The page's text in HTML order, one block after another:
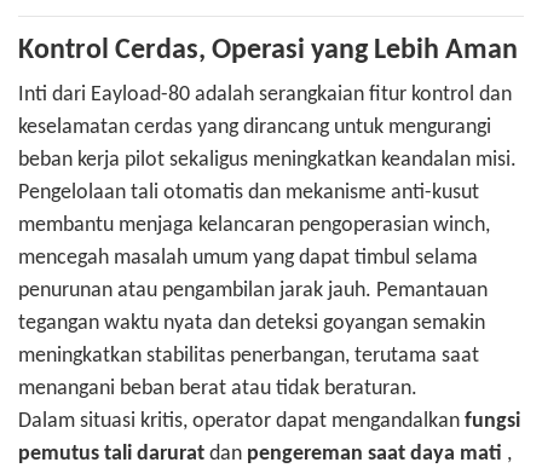
Kontrol Cerdas, Operasi yang Lebih Aman
Inti dari Eayload-80 adalah serangkaian fitur kontrol dan
keselamatan cerdas yang dirancang untuk mengurangi
beban kerja pilot sekaligus meningkatkan keandalan misi.
Pengelolaan tali otomatis dan mekanisme anti-kusut
membantu menjaga kelancaran pengoperasian winch,
mencegah masalah umum yang dapat timbul selama
penurunan atau pengambilan jarak jauh. Pemantauan
tegangan waktu nyata dan deteksi goyangan semakin
meningkatkan stabilitas penerbangan, terutama saat
menangani beban berat atau tidak beraturan.
Dalam situasi kritis, operator dapat mengandalkan fungsi
pemutus tali darurat dan pengereman saat daya mati ,